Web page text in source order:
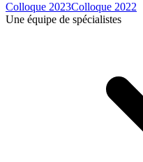
Colloque 2023Colloque 2022
Une équipe de spécialistes